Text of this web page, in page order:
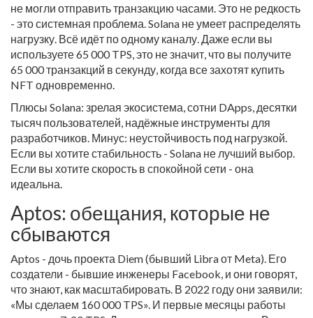
не могли отправить транзакцию часами. Это не редкость
- это системная проблема. Solana не умеет распределять
нагрузку. Всё идёт по одному каналу. Даже если вы
используете 65 000 TPS, это не значит, что вы получите
65 000 транзакций в секунду, когда все захотят купить
NFT одновременно.
Плюсы Solana: зрелая экосистема, сотни DApps, десятки
тысяч пользователей, надёжные инструменты для
разработчиков. Минус: неустойчивость под нагрузкой.
Если вы хотите стабильность - Solana не лучший выбор.
Если вы хотите скорость в спокойной сети - она
идеальна.
Aptos: обещания, которые не
сбываются
Aptos - дочь проекта Diem (бывший Libra от Meta). Его
создатели - бывшие инженеры Facebook, и они говорят,
что знают, как масштабировать. В 2022 году они заявили:
«Мы сделаем 160 000 TPS». И первые месяцы работы